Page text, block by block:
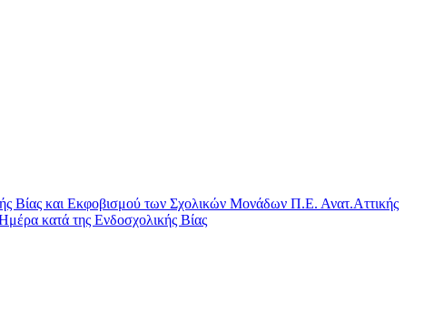
Βίας και Εκφοβισμού των Σχολικών Μονάδων Π.Ε. Ανατ.Αττικής
κατά της Ενδοσχολικής Βίας